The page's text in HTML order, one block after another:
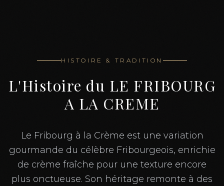
HISTOIRE & TRADITION
L'Histoire du LE FRIBOURG
A LA CREME
Le Fribourg à la Crème est une variation
gourmande du célèbre Fribourgeois, enrichie
de crème fraîche pour une texture encore
plus onctueuse. Son héritage remonte à des